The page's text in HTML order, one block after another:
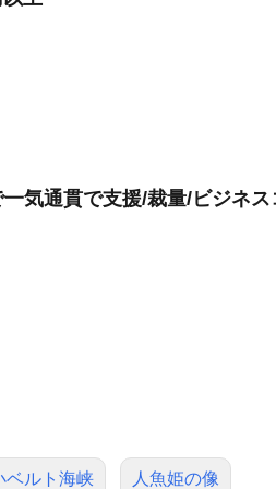
気通貫で支援/裁量/ビジネス
ベルト海峡 人魚姫の像